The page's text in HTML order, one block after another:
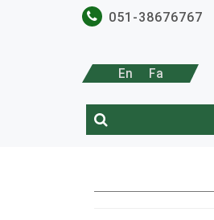
051-38676767
Fa
En